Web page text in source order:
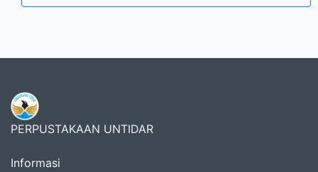
PERPUSTAKAAN UNTIDAR
Informasi